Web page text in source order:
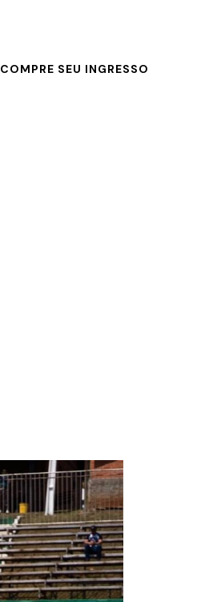
COMPRE SEU INGRESSO